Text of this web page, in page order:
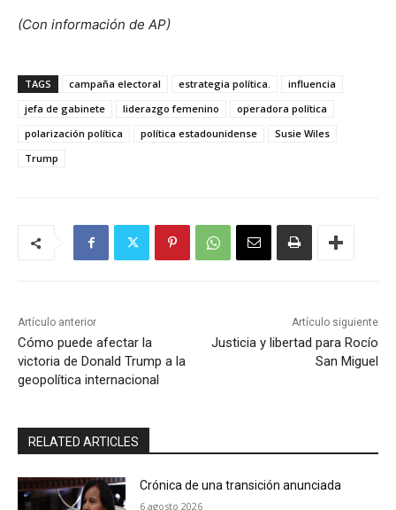
(Con información de AP)
TAGS campaña electoral estrategia política.
influencia
jefa de gabinete
liderazgo femenino
operadora política
polarización política
política estadounidense
Susie Wiles
Trump
Artículo anterior
Cómo puede afectar la
victoria de Donald Trump a la
geopolítica internacional
Artículo siguiente
Justicia y libertad para Rocío
San Miguel
RELATED ARTICLES
Crónica de una transición anunciada
6 agosto 2026